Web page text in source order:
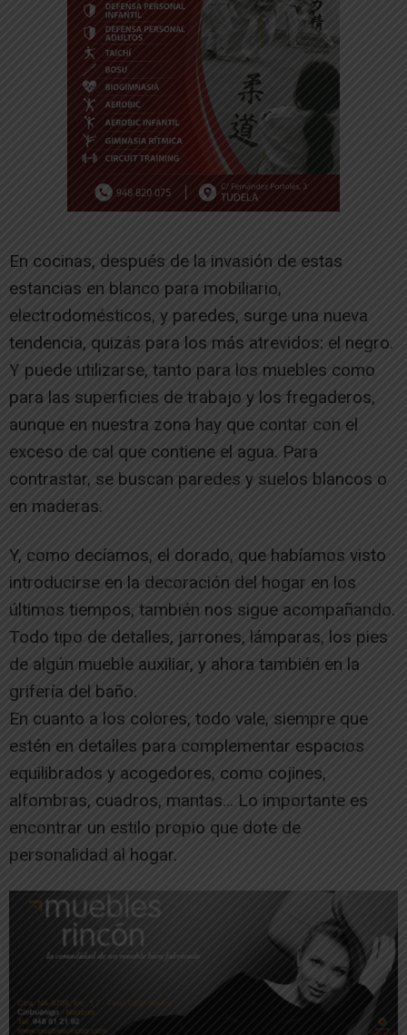
En cocinas, después de la invasión de estas
estancias en blanco para mobiliario,
electrodomésticos, y paredes, surge una nueva
tendencia, quizás para los más atrevidos: el negro.
Y puede utilizarse, tanto para los muebles como
para las superficies de trabajo y los fregaderos,
aunque en nuestra zona hay que contar con el
exceso de cal que contiene el agua. Para
contrastar, se buscan paredes y suelos blancos o
en maderas.
Y, como decíamos, el dorado, que habíamos visto
introducirse en la decoración del hogar en los
últimos tiempos, también nos sigue acompañando.
Todo tipo de detalles, jarrones, lámparas, los pies
de algún mueble auxiliar, y ahora también en la
grifería del baño.
En cuanto a los colores, todo vale, siempre que
estén en detalles para complementar espacios
equilibrados y acogedores, como cojines,
alfombras, cuadros, mantas… Lo importante es
encontrar un estilo propio que dote de
personalidad al hogar.